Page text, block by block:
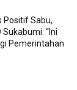
Positif Sabu,
Sukabumi: “Ini
Pemerintahan